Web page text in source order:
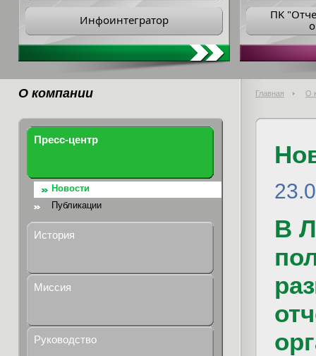
Инфоинтегратор
ПK
О компании Главная О
Пресс-центр
Новости
Публикации
История
Миссия
Руководство
В